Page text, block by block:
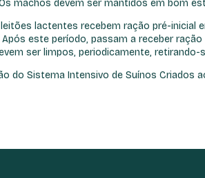
machos devem ser mantidos em bom
lactentes recebem ração pré-inicial
este período, passam a receber
ser limpos, periodicamente,
Sistema Intensivo de Suínos Criados